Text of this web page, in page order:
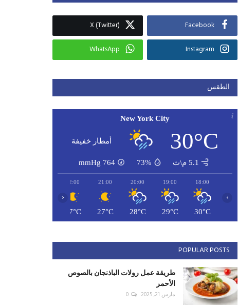
Facebook
X (Twitter)
Instagram
WhatsApp
الطقس
New York City
30°C أمطار خفيفة
5.1 م\ث 73%
764
mmHg
18:00
30°C
19:00
29°C
20:00
28°C
21:00
27°C
22:00
27°C
‹ ›
POPULAR POSTS
طريقة عمل رولات الباذنجان بالصوص
الأحمر
مارس 21, 2025 0